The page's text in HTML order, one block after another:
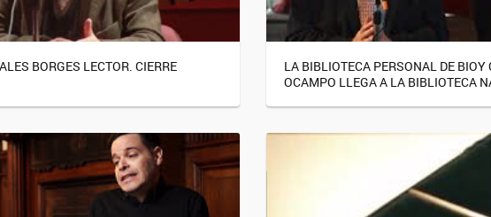
BORGES LECTOR. CIERRE
LA BIBLIOTECA PERSONAL DE
OCAMPO LLEGA A LA BIBLIOTECA